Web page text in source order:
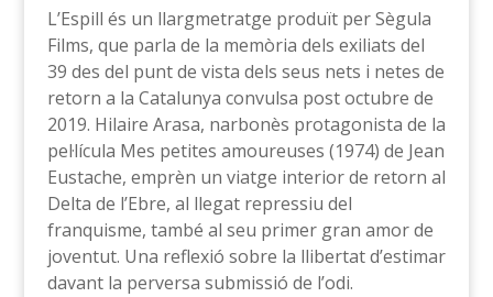
L’Espill és un llargmetratge produït per Sègula
Films, que parla de la memòria dels exiliats del
39 des del punt de vista dels seus nets i netes de
retorn a la Catalunya convulsa post octubre de
2019. Hilaire Arasa, narbonès protagonista de la
pel·lícula Mes petites amoureuses (1974) de Jean
Eustache, emprèn un viatge interior de retorn al
Delta de l’Ebre, al llegat repressiu del
franquisme, també al seu primer gran amor de
joventut. Una reflexió sobre la llibertat d’estimar
davant la perversa submissió de l’odi.